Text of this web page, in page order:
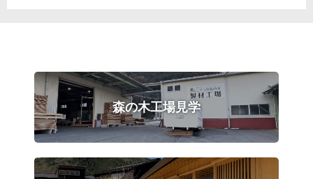
森の木工場見学